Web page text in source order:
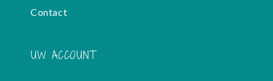
Contact
UW ACCOUNT